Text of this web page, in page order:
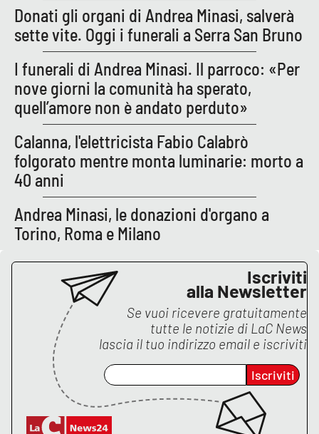
Lacitymag.it
Lacapitalenews.it
Ilreggino.it
Cosenzachannel.it
Ilvibonese.it
Catanzarochannel.it
APP
Donati gli organi di Andrea Minasi, salverà
sette vite. Oggi i funerali a Serra San Bruno
I funerali di Andrea Minasi. Il parroco: «Per
nove giorni la comunità ha sperato,
quell’amore non è andato perduto»
Calanna, l'elettricista Fabio Calabrò
folgorato mentre monta luminarie: morto a
40 anni
Andrea Minasi, le donazioni d'organo a
Torino, Roma e Milano
Iscriviti
alla Newsletter
Se vuoi ricevere gratuitamente
tutte le notizie di LaC News
lascia il tuo indirizzo email e iscriviti
Iscriviti